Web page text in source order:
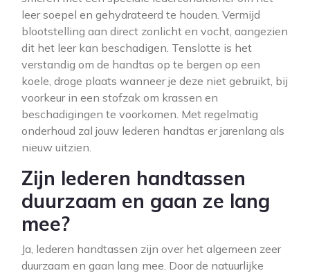
leer soepel en gehydrateerd te houden. Vermijd
blootstelling aan direct zonlicht en vocht, aangezien
dit het leer kan beschadigen. Tenslotte is het
verstandig om de handtas op te bergen op een
koele, droge plaats wanneer je deze niet gebruikt, bij
voorkeur in een stofzak om krassen en
beschadigingen te voorkomen. Met regelmatig
onderhoud zal jouw lederen handtas er jarenlang als
nieuw uitzien.
Zijn lederen handtassen
duurzaam en gaan ze lang
mee?
Ja, lederen handtassen zijn over het algemeen zeer
duurzaam en gaan lang mee. Door de natuurlijke